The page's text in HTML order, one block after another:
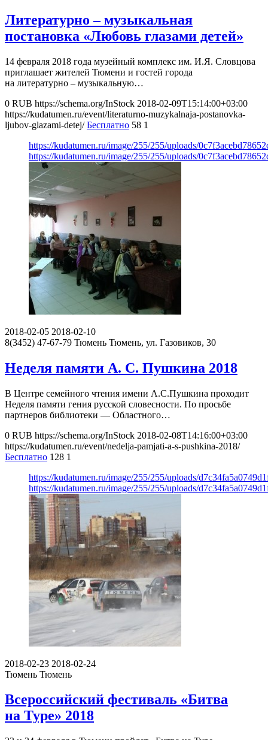
Литературно – музыкальная
постановка «Любовь глазами детей»
14 февраля 2018 года музейный комплекс им. И.Я. Словцова
приглашает жителей Тюмени и гостей города
на литературно – музыкальную…
0 RUB https://schema.org/InStock 2018-02-09T15:14:00+03:00
https://kudatumen.ru/event/literaturno-muzykalnaja-postanovka-
ljubov-glazami-detej/ Бесплатно 58 1
https://kudatumen.ru/image/255/255/uploads/
https://kudatumen.ru/image/255/255/uploads/
2018-02-05 2018-02-10
8(3452) 47-67-79 Тюмень Тюмень, ул. Газовиков, 30
Неделя памяти А. С. Пушкина 2018
В Центре семейного чтения имени А.С.Пушкина проходит
Неделя памяти гения русской словесности. По просьбе
партнеров библиотеки — Областного…
0 RUB https://schema.org/InStock 2018-02-08T14:16:00+03:00
https://kudatumen.ru/event/nedelja-pamjati-a-s-pushkina-2018/
Бесплатно 128 1
https://kudatumen.ru/image/255/255/uploads/
https://kudatumen.ru/image/255/255/uploads/
2018-02-23 2018-02-24
Тюмень Тюмень
Всероссийский фестиваль «Битва
на Туре» 2018